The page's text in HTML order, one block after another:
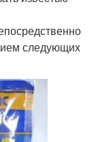
следующих